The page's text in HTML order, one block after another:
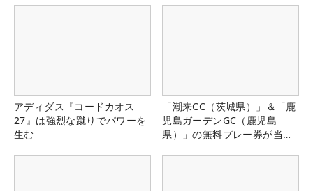
アディダス『コードカオス
27』は強烈な蹴りでパワーを
生む
「潮来CC（茨城県）」＆「鹿
児島ガーデンGC（鹿児島
県）」の無料プレー券が当た